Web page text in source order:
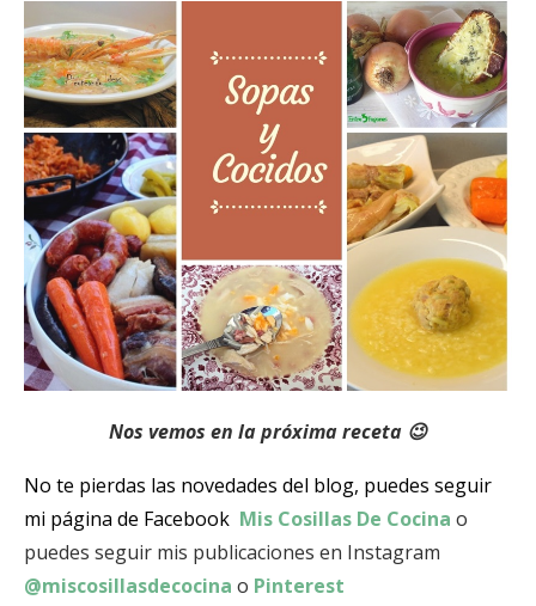
Nos vemos en la próxima receta 😉
No te pierdas las novedades del blog, puedes seguir
mi página de Facebook Mis Cosillas De Cocina o
puedes seguir mis publicaciones en Instagram
@miscosillasdecocina o Pinterest